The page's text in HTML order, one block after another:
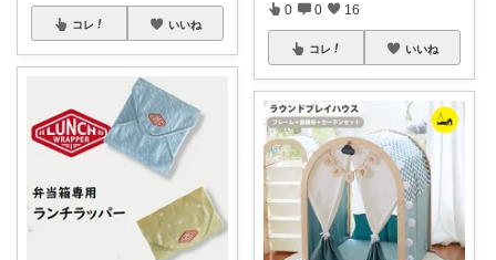
コレ いいね
0 0 16
コレ いいね